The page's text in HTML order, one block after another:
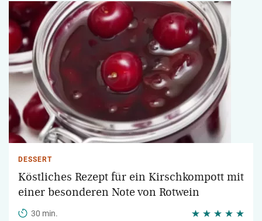
DESSERT
Köstliches Rezept für ein Kirschkompott mit
einer besonderen Note von Rotwein
30 min.